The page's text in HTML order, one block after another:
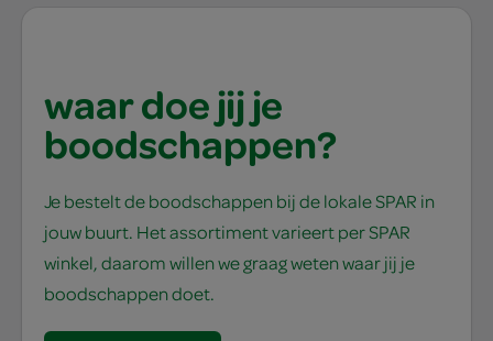
waar doe jij je
boodschappen?
Je bestelt de boodschappen bij de lokale SPAR in
jouw buurt. Het assortiment varieert per SPAR
winkel, daarom willen we graag weten waar jij je
boodschappen doet.